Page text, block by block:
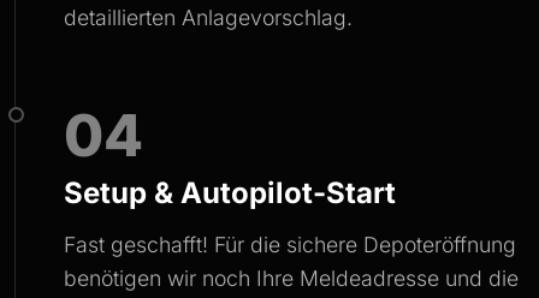
detaillierten Anlagevorschlag.
04
Setup & Autopilot-Start
Fast geschafft! Für die sichere Depoteröffnung
benötigen wir noch Ihre Meldeadresse und die